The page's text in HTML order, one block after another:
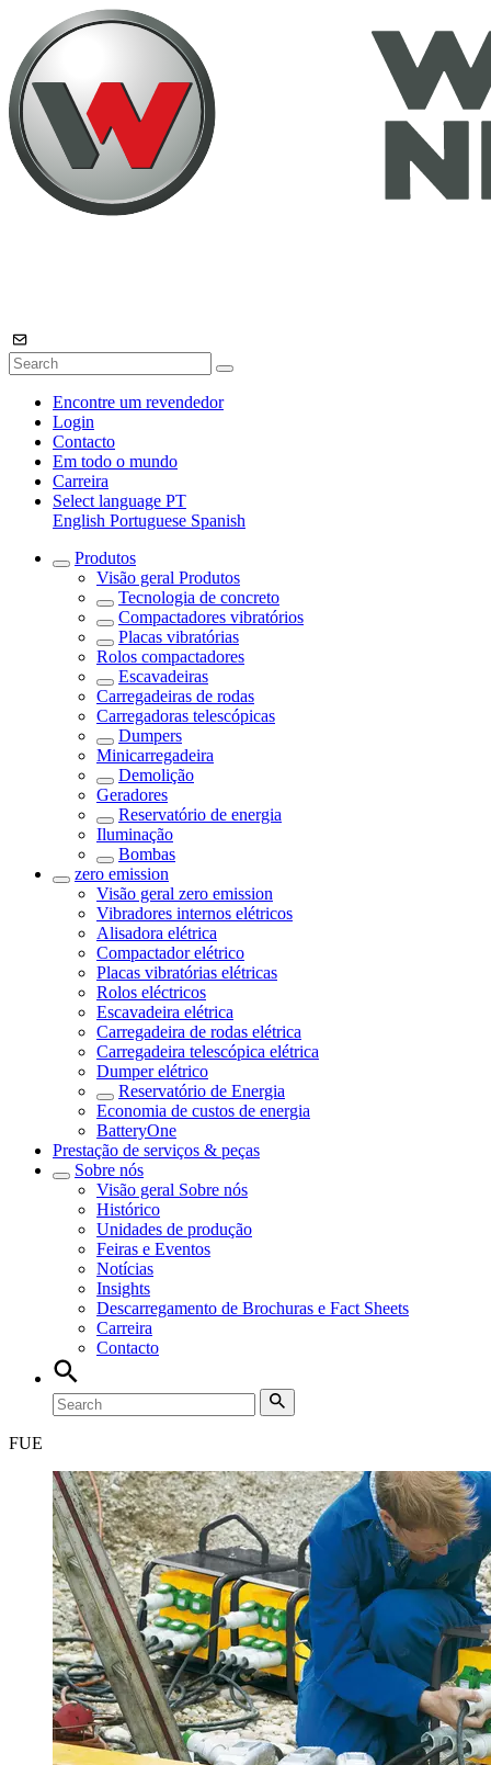
Encontre um revendedor
Login
Contacto
Em todo o mundo
Carreira
Select language PT
English Portuguese Spanish
Produtos
Visão geral Produtos
Tecnologia de concreto
Compactadores vibratórios
Placas vibratórias
Rolos compactadores
Escavadeiras
Carregadeiras de rodas
Carregadoras telescópicas
Dumpers
Minicarregadeira
Demolição
Geradores
Reservatório de energia
Iluminação
Bombas
zero emission
Visão geral zero emission
Vibradores internos elétricos
Alisadora elétrica
Compactador elétrico
Placas vibratórias elétricas
Rolos eléctricos
Escavadeira elétrica
Carregadeira de rodas elétrica
Carregadeira telescópica elétrica
Dumper elétrico
Reservatório de Energia
Economia de custos de energia
BatteryOne
Prestação de serviços & peças
Sobre nós
Visão geral Sobre nós
Histórico
Unidades de produção
Feiras e Eventos
Notícias
Insights
Descarregamento de Brochuras e Fact Sheets
Carreira
Contacto
FUE